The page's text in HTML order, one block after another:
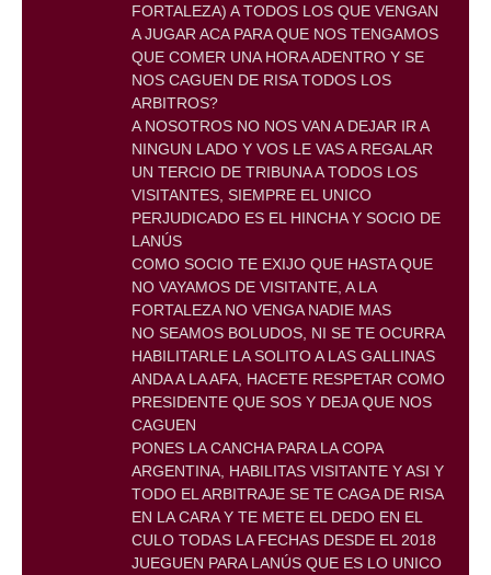
FORTALEZA) A TODOS LOS QUE VENGAN
A JUGAR ACA PARA QUE NOS TENGAMOS
QUE COMER UNA HORA ADENTRO Y SE
NOS CAGUEN DE RISA TODOS LOS
ARBITROS?
A NOSOTROS NO NOS VAN A DEJAR IR A
NINGUN LADO Y VOS LE VAS A REGALAR
UN TERCIO DE TRIBUNA A TODOS LOS
VISITANTES, SIEMPRE EL UNICO
PERJUDICADO ES EL HINCHA Y SOCIO DE
LANÚS
COMO SOCIO TE EXIJO QUE HASTA QUE
NO VAYAMOS DE VISITANTE, A LA
FORTALEZA NO VENGA NADIE MAS
NO SEAMOS BOLUDOS, NI SE TE OCURRA
HABILITARLE LA SOLITO A LAS GALLINAS
ANDA A LA AFA, HACETE RESPETAR COMO
PRESIDENTE QUE SOS Y DEJA QUE NOS
CAGUEN
PONES LA CANCHA PARA LA COPA
ARGENTINA, HABILITAS VISITANTE Y ASI Y
TODO EL ARBITRAJE SE TE CAGA DE RISA
EN LA CARA Y TE METE EL DEDO EN EL
CULO TODAS LA FECHAS DESDE EL 2018
JUEGUEN PARA LANÚS QUE ES LO UNICO